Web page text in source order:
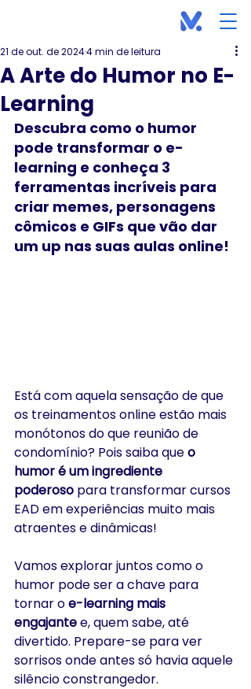
A Arte do Humor no E-
Learning
21 de out. de 20244 min de leitura
Descubra como o humor
pode transformar o e-
learning e conheça 3
ferramentas incríveis para
criar memes, personagens
cômicos e GIFs que vão dar
um up nas suas aulas online!
Está com aquela sensação de que
os treinamentos online estão mais
monótonos do que reunião de
condomínio? Pois saiba que o
humor é um ingrediente
poderoso para transformar cursos
EAD em experiências muito mais
atraentes e dinâmicas!
Vamos explorar juntos como o
humor pode ser a chave para
tornar o e-learning mais
engajante e, quem sabe, até
divertido. Prepare-se para ver
sorrisos onde antes só havia aquele
silêncio constrangedor.